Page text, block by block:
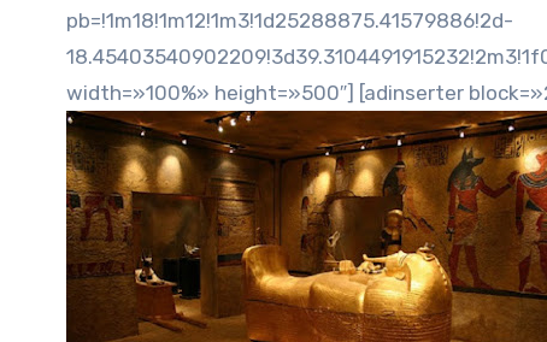
pb=!1m18!1m12!1m3!1d25288875.41579886!2d-
width=»100%» height=»500″] [adinserter